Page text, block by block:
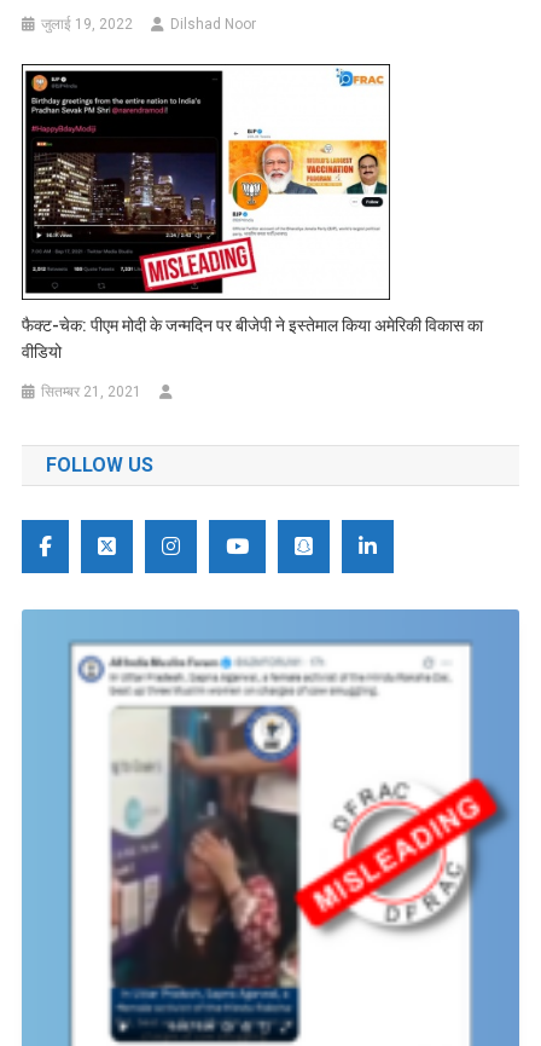
जुलाई 19, 2022 Dilshad Noor
फैक्ट-चेक: पीएम मोदी के जन्मदिन पर बीजेपी ने इस्तेमाल किया अमेरिकी विकास का
वीडियो
सितम्बर 21, 2021
FOLLOW US